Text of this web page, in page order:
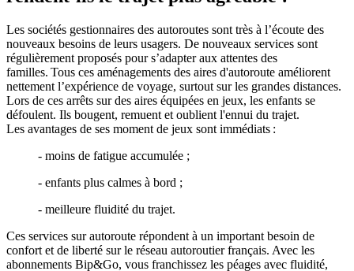
Les sociétés gestionnaires des autoroutes sont très à l’écoute des
nouveaux besoins de leurs usagers. De nouveaux services sont
régulièrement proposés pour s’adapter aux attentes des
familles. Tous ces aménagements des aires d'autoroute améliorent
nettement l’expérience de voyage, surtout sur les grandes distances.
Lors de ces arrêts sur des aires équipées en jeux, les enfants se
défoulent. Ils bougent, remuent et oublient l'ennui du trajet.
Les avantages de ses moment de jeux sont immédiats :
- moins de fatigue accumulée ;
- enfants plus calmes à bord ;
- meilleure fluidité du trajet.
Ces services sur autoroute répondent à un important besoin de
confort et de liberté sur le réseau autoroutier français. Avec les
abonnements Bip&Go, vous franchissez les péages avec fluidité,